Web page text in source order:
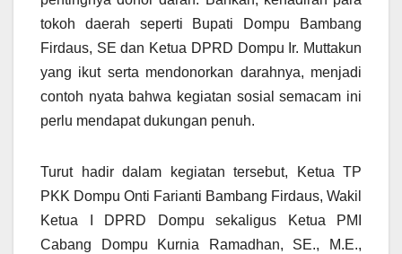
tokoh daerah seperti Bupati Dompu Bambang
Firdaus, SE dan Ketua DPRD Dompu Ir. Muttakun
yang ikut serta mendonorkan darahnya, menjadi
contoh nyata bahwa kegiatan sosial semacam ini
perlu mendapat dukungan penuh.
Turut hadir dalam kegiatan tersebut, Ketua TP
PKK Dompu Onti Farianti Bambang Firdaus, Wakil
Ketua I DPRD Dompu sekaligus Ketua PMI
Cabang Dompu Kurnia Ramadhan, SE., M.E.,